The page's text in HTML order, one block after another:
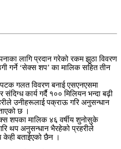
लागि प्रदान गरेको रकम झुठा विवरण
गर्ने ‘सेक्स शप’ का मालिक सहित तीन
पटक गलत विवरण बनाई एसएनएसमा
संदिग्ध कार्य गर्दै १०० मिलियन भन्दा बढ़ी
उनीहरूलाई पक्राऊ गरि अनुसन्धान
छ ।
शपका मालिक ४६ वर्षीय शुनोसुके
थप अनुसन्धान भैरहेको प्रहरीले
केही बताईएको छैन ।